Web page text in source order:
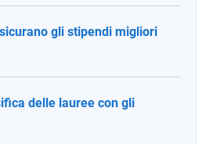
gli stipendi migliori
delle lauree con gli